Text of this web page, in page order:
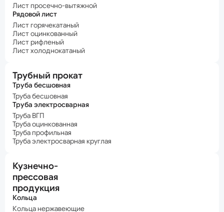
Лист просечно-вытяжной
Рядовой лист
Лист горячекатаный
Лист оцинкованный
Лист рифленый
Лист холоднокатаный
Трубный прокат
Труба бесшовная
Труба бесшовная
Труба электросварная
Труба ВГП
Труба оцинкованная
Труба профильная
Труба электросварная круглая
Кузнечно-
прессовая
продукция
Кольца
Кольца нержавеющие